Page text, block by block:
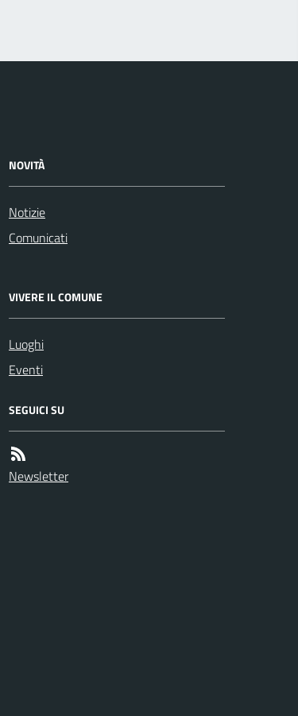
NOVITÀ
Notizie
Comunicati
VIVERE IL COMUNE
Luoghi
Eventi
SEGUICI SU
Newsletter